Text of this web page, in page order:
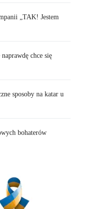
„TAK! Jestem
chce się
sposoby na katar u
bohaterów